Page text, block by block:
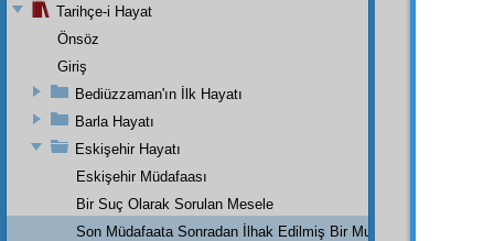
Tarihçe-i Hayat
Önsöz
Giriş
Bediüzzaman'ın İlk Hayatı
Barla Hayatı
Eskişehir Hayatı
Eskişehir Müdafaası
Bir Suç Olarak Sorulan Mesele
Son Müdafaata Sonradan İlhak Edilmiş Bir Mukaddeme